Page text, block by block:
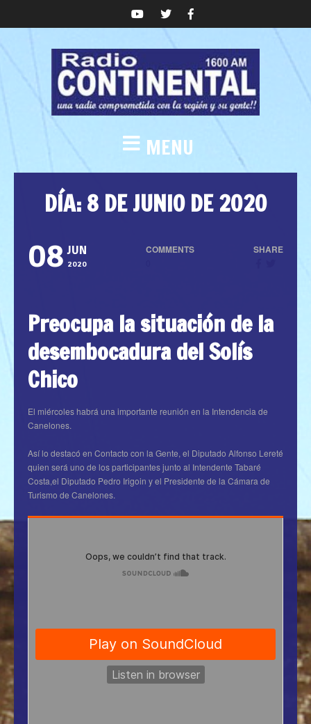
MENU
DÍA:8 DE JUNIO DE 2020
08 JUN
2020
COMMENTS SHARE
Preocupa la situación de la
desembocadura del Solís
Chico
El miércoles habrá una importante reunión en la Intendencia de
Canelones.
Así lo destacó en Contacto con la Gente, el Diputado Alfonso Lereté
quien será uno de los participantes junto al Intendente Tabaré
Costa,el Diputado Pedro Irigoin y el Presidente de la Cámara de
Turismo de Canelones.